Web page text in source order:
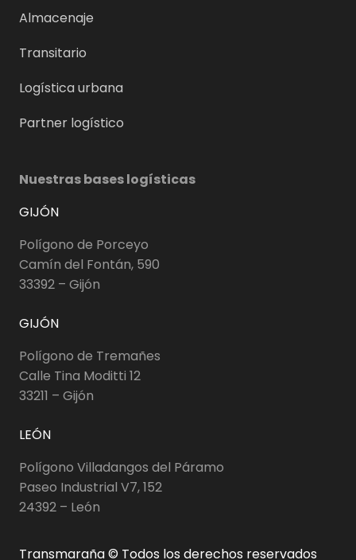
Almacenaje
Transitario
Logística urbana
Partner logístico
Nuestras bases logísticas
GIJÓN
Polígono de Porceyo
Camín del Fontán, 590
33392 – Gijón
GIJÓN
Polígono de Tremañes
Calle Tina Moditti 12
33211 – Gijón
LEÓN
Polígono Villadangos del Páramo
Paseo Industrial V7, 152
24392 – León
Transmaraña © Todos los derechos reservados